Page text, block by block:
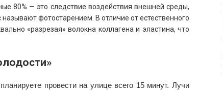
80% — это следствие воздействия внешней среды,
фотостарением. В отличие от естественного
«разрезая» волокна коллагена и эластина, что
провести на улице всего 15 минут. Лучи